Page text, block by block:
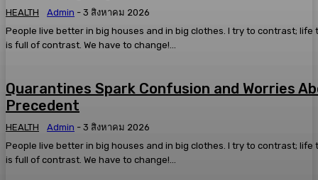
HEALTH Admin - 3 สิงหาคม 2026
People live better in big houses and in big clothes. I try to contrast; life
is full of contrast. We have to change!...
Quarantines Spark Confusion and Worries
Precedent
HEALTH Admin - 3 สิงหาคม 2026
People live better in big houses and in big clothes. I try to contrast; life
is full of contrast. We have to change!...